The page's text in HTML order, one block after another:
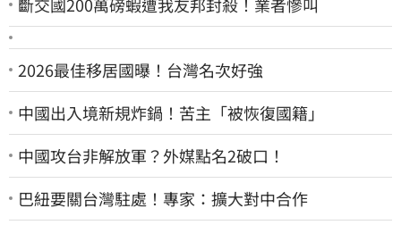
2026最佳移居國曝！台灣名次好強
中國出入境新規炸鍋！苦主「被恢復國籍」
中國攻台非解放軍？外媒點名2破口！
巴紐要關台灣駐處！專家：擴大對中合作